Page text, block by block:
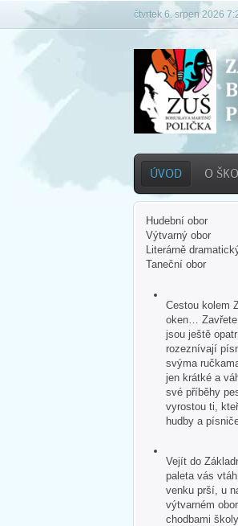
čtvrtek 6. srpen 2026
ÚVOD O
Hudební obor
Výtvarný obor
Literárně
Taneční obor
Cestou kolem
oken… Zavřete
jsou ještě
rozeznívají
svýma
jen krátké a
své příběhy
vyrostou ti,
hudby a
Vejít do
paleta vás
venku prší, u
výtvarném
chodbami